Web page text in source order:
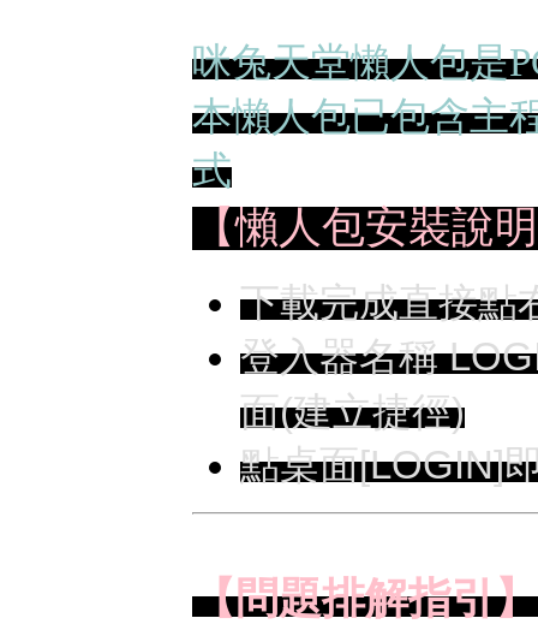
咪兔天堂懶人包是
本懶人包已包含主
式
【懶人包安裝說
下載完成直接點
登入器名稱
面(建立捷徑)
點桌面[LOGIN]
【問題排解指引】